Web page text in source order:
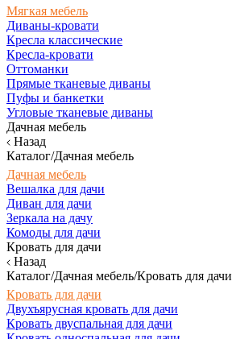
Мягкая мебель
Диваны-кровати
Кресла классические
Кресла-кровати
Оттоманки
Прямые тканевые диваны
Пуфы и банкетки
Угловые тканевые диваны
Дачная мебель
Назад
Каталог/Дачная мебель
Дачная мебель
Вешалка для дачи
Диван для дачи
Зеркала на дачу
Комоды для дачи
Кровать для дачи
Назад
Каталог/Дачная мебель/Кровать для дачи
Кровать для дачи
Двухъярусная кровать для дачи
Кровать двуспальная для дачи